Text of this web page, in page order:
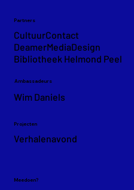
Partners
CultuurContact
DeamerMediaDesign
Bibliotheek Helmond Peel
Ambassadeurs
Wim Daniels
Projecten
Verhalenavond
Meedoen?